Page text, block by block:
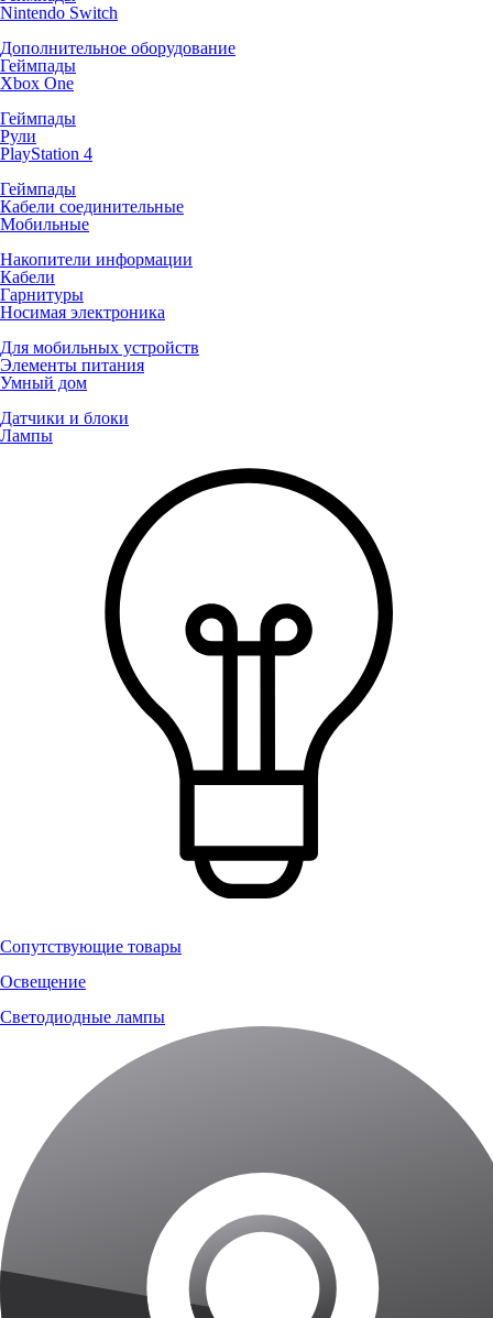
Nintendo Switch
Дополнительное оборудование
Геймпады
Xbox One
Геймпады
Рули
PlayStation 4
Геймпады
Кабели соединительные
Мобильные
Накопители информации
Кабели
Гарнитуры
Носимая электроника
Для мобильных устройств
Элементы питания
Умный дом
Датчики и блоки
Лампы
Сопутствующие товары
Освещение
Светодиодные лампы